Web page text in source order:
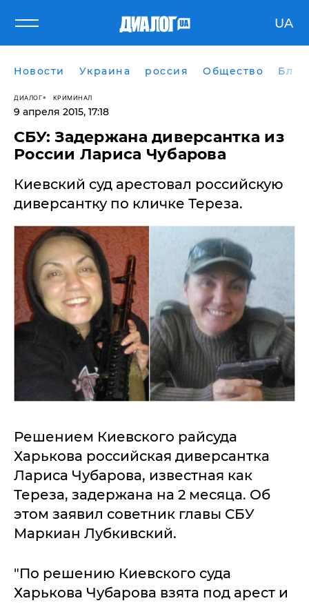
UA
Новости Украина россия Общество
ДИАЛОГ КРИМИНАЛ
9 апреля 2015, 17:18
СБУ: Задержана диверсантка из
России Лариса Чубарова
Киевский суд арестовал российскую
диверсантку по кличке Тереза.
Решением Киевского райсуда
Харькова российская диверсантка
Лариса Чубарова, известная как
Тереза, задержана на 2 месяца. Об
этом заявил советник главы СБУ
Маркиан Лубкивский.
"По решению Киевского суда
Харькова Чубарова взята под арест и